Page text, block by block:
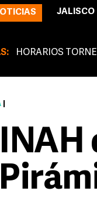
JALISCO
HORARIOS